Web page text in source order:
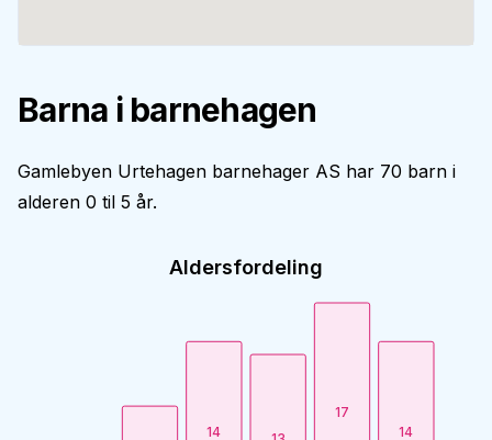
Barna i barnehagen
Gamlebyen Urtehagen barnehager AS har 70 barn i
alderen 0 til 5 år.
Aldersfordeling
14
17
14